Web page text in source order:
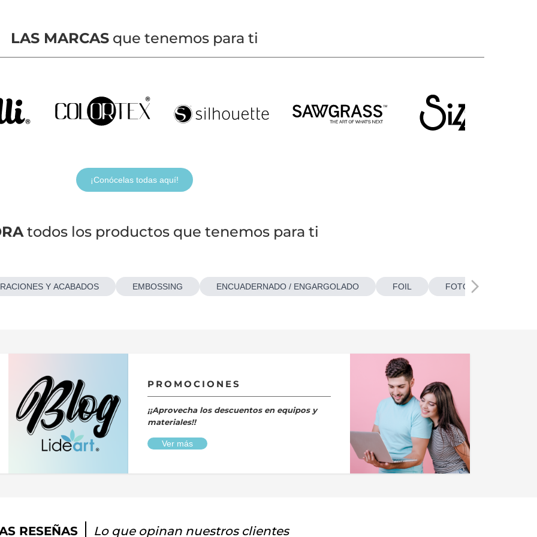
LAS MARCASque tenemos para ti
¡Conócelas todas aquí!
todos los productos que tenemos para ti
Y ACABADOS EMBOSSING ENCUADERNADO / ENGARGOLADO FOIL FOTOBOTONES
PROMOCIONES
¡¡Aprovecha los descuentos en equipos y
materiales!!
Ver más
RESEÑAS Lo que opinan nuestros clientes